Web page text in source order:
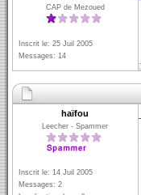
CAP de Mezoued
Inscrit le: 25 Juil 2005
Messages: 14
haïfou
Leecher - Spammer
Inscrit le: 14 Juil 2005
Messages: 2